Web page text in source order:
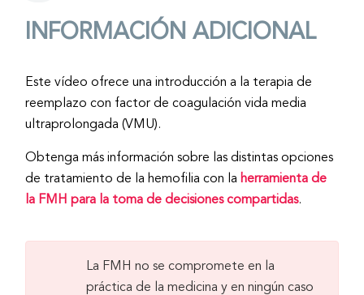
INFORMACIÓN ADICIONAL
Este vídeo ofrece una introducción a la terapia de
reemplazo con factor de coagulación vida media
ultraprolongada (VMU).
Obtenga más información sobre las distintas opciones
de tratamiento de la hemofilia con la herramienta de
la FMH para la toma de decisiones compartidas.
La FMH no se compromete en la
práctica de la medicina y en ningún caso